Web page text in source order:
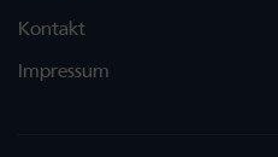
Kontakt
Impressum